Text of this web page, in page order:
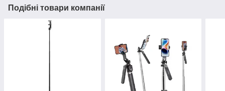
Подібні товари компанії